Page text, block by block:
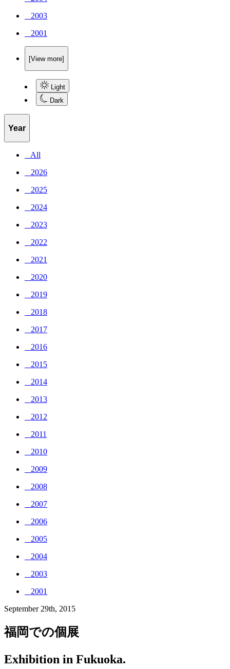
_ 2003
_ 2001
[View more]
Light
Dark
Year
_ All
_ 2026
_ 2025
_ 2024
_ 2023
_ 2022
_ 2021
_ 2020
_ 2019
_ 2018
_ 2017
_ 2016
_ 2015
_ 2014
_ 2013
_ 2012
_ 2011
_ 2010
_ 2009
_ 2008
_ 2007
_ 2006
_ 2005
_ 2004
_ 2003
_ 2001
September 29th, 2015
福岡での個展
Exhibition in Fukuoka.